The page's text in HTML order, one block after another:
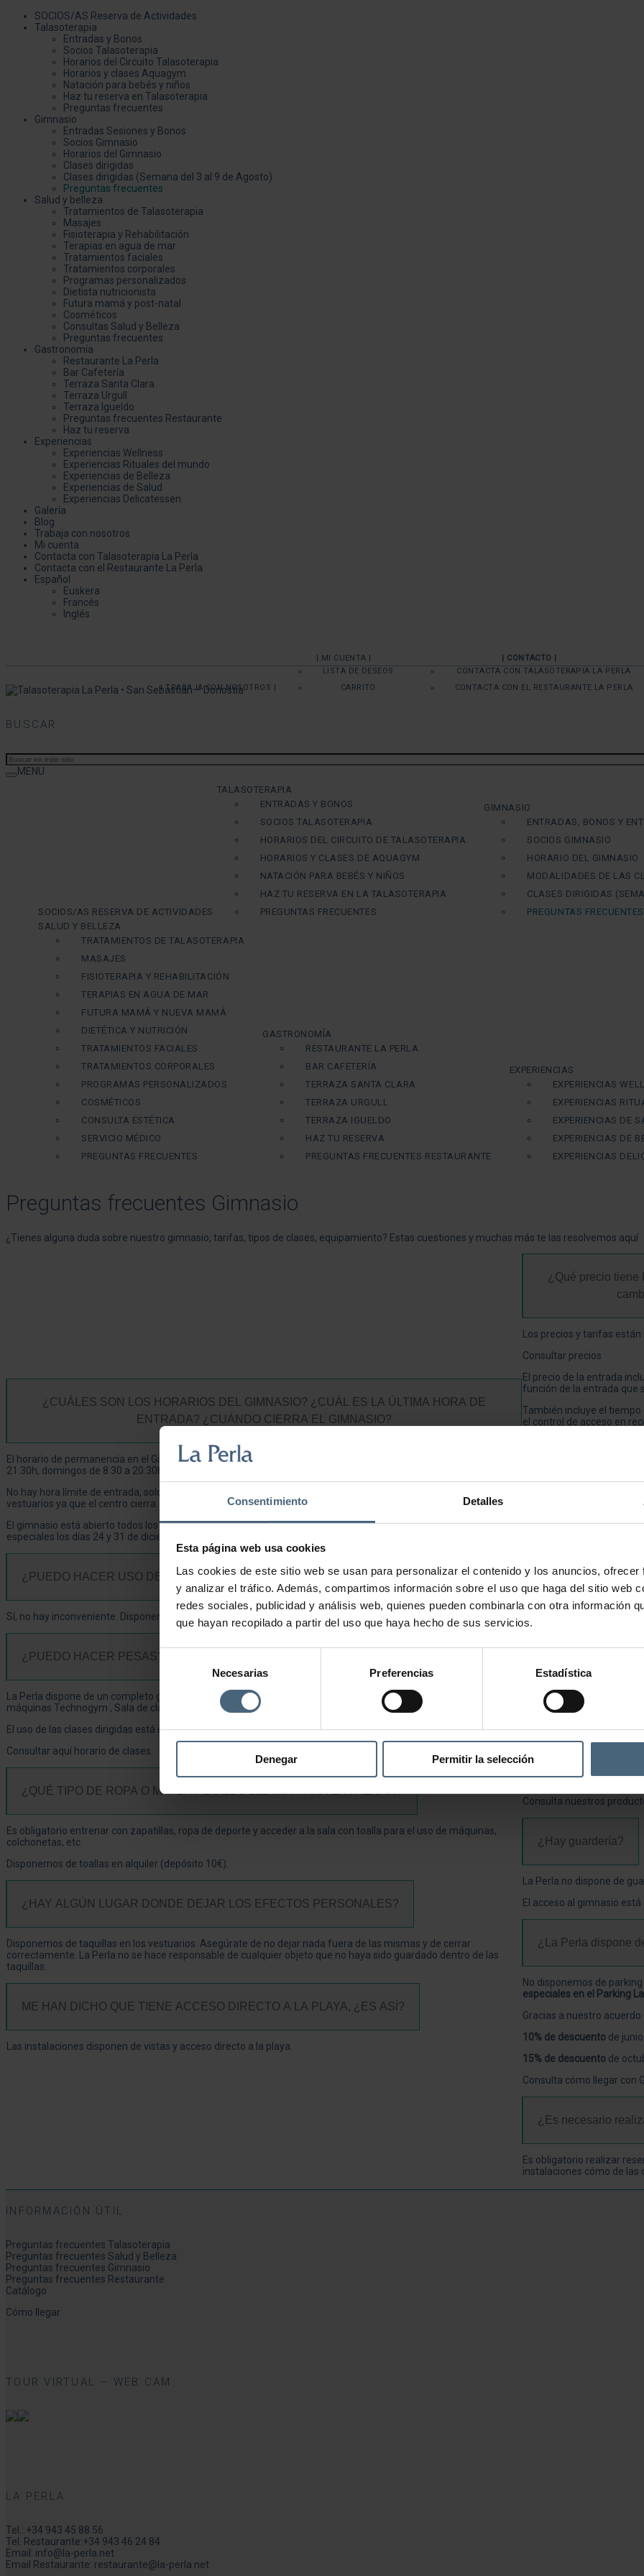
Consentimiento Detalles
Esta página web usa cookies
Las cookies de este sitio web se usan para personalizar el contenido y los anuncios,
y analizar el tráfico. Además, compartimos información sobre el uso que haga del sitio web
redes sociales, publicidad y análisis web, quienes pueden combinarla con otra información
que hayan recopilado a partir del uso que haya hecho de sus servicios.
Selección
consentimiento
Necesarias Preferencias Estadística
Denegar Permitir la selección
SOCIOS/AS Reserva de Actividades
Talasoterapia
Entradas y Bonos
Socios Talasoterapia
Horarios del Circuito Talasoterapia
Horarios y clases Aquagym
Natación para bebés y niños
Haz tu reserva en Talasoterapia
Preguntas frecuentes
Gimnasio
Entradas Sesiones y Bonos
Socios Gimnasio
Horarios del Gimnasio
Clases dirigidas
Clases dirigidas (Semana del 3 al 9 de Agosto)
Preguntas frecuentes
Salud y belleza
Tratamientos de Talasoterapia
Masajes
Fisioterapia y Rehabilitación
Terapias en agua de mar
Tratamientos faciales
Tratamientos corporales
Programas personalizados
Dietista nutricionista
Futura mamá y post-natal
Cosméticos
Consultas Salud y Belleza
Preguntas frecuentes
Gastronomía
Restaurante La Perla
Bar Cafetería
Terraza Santa Clara
Terraza Urgull
Terraza Igueldo
Preguntas frecuentes Restaurante
Haz tu reserva
Experiencias
Experiencias Wellness
Experiencias Rituales del mundo
Experiencias de Belleza
Experiencias de Salud
Experiencias Delicatessen
Galería
Blog
Trabaja con nosotros
Mi cuenta
Contacta con Talasoterapia La Perla
Contacta con el Restaurante La Perla
Español
Euskera
Francés
Inglés
| TRABAJA CON NOSOTROS |
| MI CUENTA |
LISTA DE DESEOS
CARRITO
| CONTACTO |
CONTACTA CON TALASOTERAPIA LA PERLA
CONTACTA CON EL RESTAURANTE LA PERLA
BUSCAR
MENU
SOCIOS/AS RESERVA DE ACTIVIDADES
TALASOTERAPIA
ENTRADAS Y BONOS
SOCIOS TALASOTERAPIA
HORARIOS DEL CIRCUITO DE TALASOTERAPIA
HORARIOS Y CLASES DE AQUAGYM
NATACIÓN PARA BEBÉS Y NIÑOS
HAZ TU RESERVA EN LA TALASOTERAPIA
PREGUNTAS FRECUENTES
GIMNASIO
ENTRADAS, BONOS Y
SOCIOS GIMNASIO
HORARIO DEL GIMNASIO
MODALIDADES DE LAS
CLASES DIRIGIDAS
PREGUNTAS FRECUENTES
SALUD Y BELLEZA
TRATAMIENTOS DE TALASOTERAPIA
MASAJES
FISIOTERAPIA Y REHABILITACIÓN
TERAPIAS EN AGUA DE MAR
FUTURA MAMÁ Y NUEVA MAMÁ
DIETÉTICA Y NUTRICIÓN
TRATAMIENTOS FACIALES
TRATAMIENTOS CORPORALES
PROGRAMAS PERSONALIZADOS
COSMÉTICOS
CONSULTA ESTÉTICA
SERVICIO MÉDICO
PREGUNTAS FRECUENTES
GASTRONOMÍA
RESTAURANTE LA PERLA
BAR CAFETERÍA
TERRAZA SANTA CLARA
TERRAZA URGULL
TERRAZA IGUELDO
HAZ TU RESERVA
PREGUNTAS FRECUENTES RESTAURANTE
EXPERIENCIAS
EXPERIENCIAS
EXPERIENCIAS
EXPERIENCIAS DE
EXPERIENCIAS DE
EXPERIENCIAS
Preguntas frecuentes Gimnasio
¿Tienes alguna duda sobre nuestro gimnasio, tarifas, tipos de clases, equipamiento? Estas cuestiones y muchas más te las resolvemos aquí
¿CUÁLES SON LOS HORARIOS DEL GIMNASIO? ¿CUÁL ES LA ÚLTIMA HORA DE
ENTRADA? ¿CUÁNDO CIERRA EL GIMNASIO?
El horario de permanencia en el Gimnasio es de lunes a viernes de 7:30 a 21:30h, sábados y festivos de 8:30 a
21:30h, domingos de 8:30 a 20:30h.
No hay hora límite de entrada, solo hay que tener en cuenta que 15 min antes hay que salir del gimnasio a los
vestuarios ya que el centro cierra.
El gimnasio está abierto todos los días del año, excepto el 25 de diciembre, el 1 y el 6 de enero. Horarios
especiales los días 24 y 31 de diciembre.
¿PUEDO HACER USO DEL GIMNASIO SIN SER SOCIO?
Sí, no hay inconveniente. Disponemos de entradas de 2 horas, 3 horas o 5 horas.
¿PUEDO HACER PESAS? ¿Y CLASES DIRIGIDAS?
La Perla dispone de un completo gimnasio con 6 zonas de entrenamiento: Zona cardiovascular y Sala Fitness con
máquinas Technogym , Sala de clases dirigidas, Sala G.A.P., Sala de Ciclismo Indoor y Sala Wellness.
El uso de las clases dirigidas está incluido siempre con previa reserva.
Consultar aquí horario de clases.
¿QUÉ TIPO DE ROPA O MATERIAL DEBO LLEVAR PARA ENTRENAR?
Es obligatorio entrenar con zapatillas, ropa de deporte y acceder a la sala con toalla para el uso de máquinas,
colchonetas, etc.
Disponemos de toallas en alquiler (depósito 10€).
¿HAY ALGÚN LUGAR DONDE DEJAR LOS EFECTOS PERSONALES?
Disponemos de taquillas en los vestuarios. Asegúrate de no dejar nada fuera de las mismas y de cerrar
correctamente. La Perla no se hace responsable de cualquier objeto que no haya sido guardado dentro de las
taquillas.
ME HAN DICHO QUE TIENE ACCESO DIRECTO A LA PLAYA, ¿ES ASÍ?
Las instalaciones disponen de vistas y acceso directo a la playa.
¿Qué precio tiene
Los precios y tarifas
Consultar precios
El precio de la entrada
función de la entrada que
También incluye el
el control de acceso en
En caso de exceso de
La entrada de 5 horas
Me gustaría ir
utilizados por varias
Pero, sin duda, la mejor
mes sin límite de días ni
Consultar precios
¿Qué puedo
Disponemos de entradas
Consulta las tarifas.
También se pueden
combinan el Circuito
Consulta nuestros
¿Hay guardería?
La Perla no dispone de
El acceso al gimnasio
¿La Perla dispone
No disponemos de
especiales en el Parking
Gracias a nuestro acuerdo
10% de descuento de
15% de descuento de
Consulta cómo llegar con
¿Es necesario
Es obligatorio realizar
instalaciones cómo de las
INFORMACIÓN ÚTIL
Preguntas frecuentes Talasoterapia
Preguntas frecuentes Salud y Belleza
Preguntas frecuentes Gimnasio
Preguntas frecuentes Restaurante
Catálogo
Cómo llegar
TOUR VIRTUAL – WEB CAM
LA PERLA
Tel.: +34 943 45 88 56
Tel. Restaurante:+34 943 46 24 84
Email: info@la-perla.net
Email Restaurante: restaurante@la-perla.net